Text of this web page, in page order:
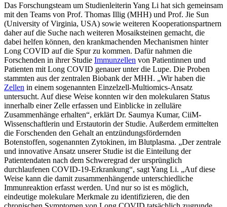
Das Forschungsteam um Studienleiterin Yang Li hat sich gemeinsam
mit den Teams von Prof. Thomas Illig (MHH) und Prof. Jie Sun
(University of Virginia, USA) sowie weiteren Kooperationspartnern
daher auf die Suche nach weiteren Mosaiksteinen gemacht, die
dabei helfen können, den krankmachenden Mechanismen hinter
Long COVID auf die Spur zu kommen. Dafür nahmen die
Forschenden in ihrer Studie Immunzellen von Patientinnen und
Patienten mit Long COVID genauer unter die Lupe. Die Proben
stammten aus der zentralen Biobank der MHH. „Wir haben die
Zellen in einem sogenannten Einzelzell-Multiomics-Ansatz
untersucht. Auf diese Weise konnten wir den molekularen Status
innerhalb einer Zelle erfassen und Einblicke in zelluläre
Zusammenhänge erhalten“, erklärt Dr. Saumya Kumar, CiiM-
Wissenschaftlerin und Erstautorin der Studie. Außerdem ermittelten
die Forschenden den Gehalt an entzündungsfördernden
Botenstoffen, sogenannten Zytokinen, im Blutplasma. „Der zentrale
und innovative Ansatz unserer Studie ist die Einteilung der
Patientendaten nach dem Schweregrad der ursprünglich
durchlaufenen COVID-19-Erkrankung“, sagt Yang Li. „Auf diese
Weise kann die damit zusammenhängende unterschiedliche
Immunreaktion erfasst werden. Und nur so ist es möglich,
eindeutige molekulare Merkmale zu identifizieren, die den